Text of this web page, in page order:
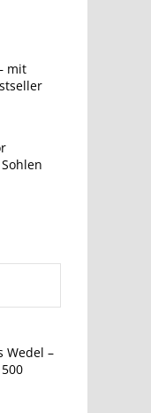
mit
Wedel –